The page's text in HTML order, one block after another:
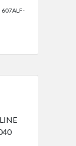
607ALF-